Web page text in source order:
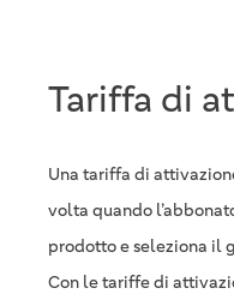
Tariffa di
Una tariffa di
volta quando
prodotto e seleziona il
Con le tariffe di